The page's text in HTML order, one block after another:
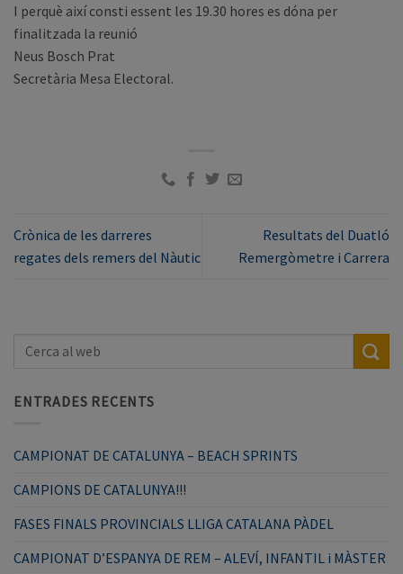
I perquè així consti essent les 19.30 hores es dóna per
finalitzada la reunió
Neus Bosch Prat
Secretària Mesa Electoral.
Crònica de les darreres
regates dels remers del Nàutic
Resultats del Duatló
Remergòmetre i Carrera
ENTRADES RECENTS
CAMPIONAT DE CATALUNYA – BEACH SPRINTS
CAMPIONS DE CATALUNYA!!!
FASES FINALS PROVINCIALS LLIGA CATALANA PÀDEL
CAMPIONAT D’ESPANYA DE REM – ALEVÍ, INFANTIL i MÀSTER